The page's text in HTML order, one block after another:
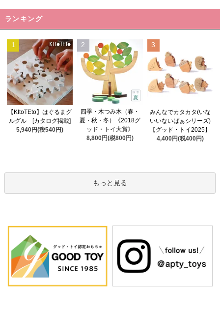
ランキング
1
【KItoTEto】はぐるまグ
ルグル [カタログ掲載]
5,940円(税540円)
2
四季・木つみ木（春・
夏・秋・冬）《2018グ
ッド・トイ大賞》
8,800円(税800円)
3
みんなでカタカタ(いな
いいないばぁシリーズ)
【グッド・トイ2025】
4,400円(税400円)
もっと見る